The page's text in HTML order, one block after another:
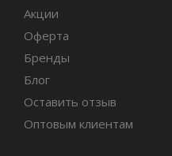
Акции
Оферта
Бренды
Блог
Оставить отзыв
Оптовым клиентам